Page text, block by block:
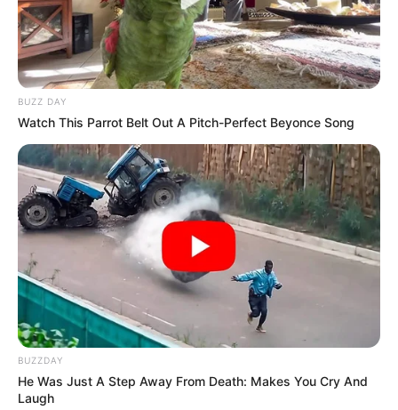
Madje për ta bërë akoma edhe me enigmatik si episod,
BUZZ DAY
Watch This Parrot Belt Out A Pitch-Perfect Beyonce Song
BUZZDAY
He Was Just A Step Away From Death: Makes You Cry And
Laugh